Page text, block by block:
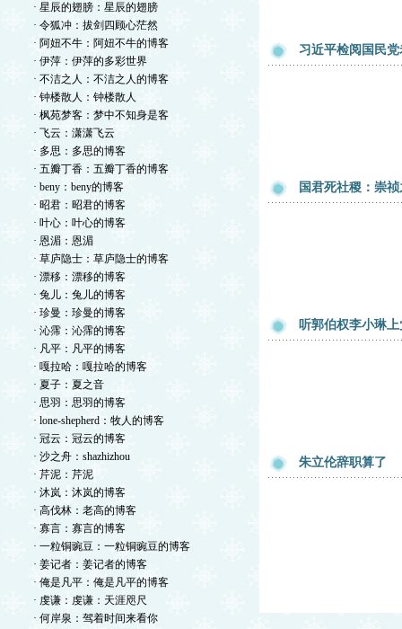
· 星辰的翅膀：星辰的翅膀
· 令狐冲：拔剑四顾心茫然
· 阿妞不牛：阿妞不牛的博客
· 伊萍：伊萍的多彩世界
· 不洁之人：不洁之人的博客
· 钟楼散人：钟楼散人
· 枫苑梦客：梦中不知身是客
· 飞云：潇潇飞云
· 多思：多思的博客
· 五瓣丁香：五瓣丁香的博客
· beny：beny的博客
· 昭君：昭君的博客
· 叶心：叶心的博客
· 恩湄：恩湄
· 草庐隐士：草庐隐士的博客
· 漂移：漂移的博客
· 兔儿：兔儿的博客
· 珍曼：珍曼的博客
· 沁霈：沁霈的博客
· 凡平：凡平的博客
· 嘎拉哈：嘎拉哈的博客
· 夏子：夏之音
· 思羽：思羽的博客
· lone-shepherd：牧人的博客
· 冠云：冠云的博客
· 沙之舟：shazhizhou
· 芹泥：芹泥
· 沐岚：沐岚的博客
· 高伐林：老高的博客
· 寡言：寡言的博客
· 一粒铜豌豆：一粒铜豌豆的博客
· 姜记者：姜记者的博客
· 俺是凡平：俺是凡平的博客
· 虔谦：虔谦：天涯咫尺
· 何岸泉：驾着时间来看你
习近平检阅国民
国君死社稷：崇
听郭伯权李小琳
朱立伦辞职算了